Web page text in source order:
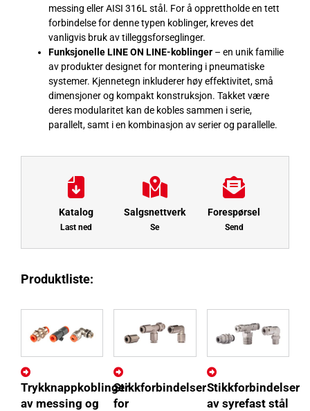
messing eller AISI 316L stål. For å opprettholde en tett
forbindelse for denne typen koblinger, kreves det
vanligvis bruk av tilleggsforseglinger.
Funksjonelle LINE ON LINE-koblinger– en unik familie
av produkter designet for montering i pneumatiske
systemer. Kjennetegn inkluderer høy effektivitet, små
dimensjoner og kompakt konstruksjon. Takket være
deres modularitet kan de kobles sammen i serie,
parallelt, samt i en kombinasjon av serier og parallelle.
Katalog
Last ned
Salgsnettverk
Se
Forespørsel
Send
Produktliste:
Trykknappkoblinger
av messing og
Stikkforbindelser
for
Stikkforbindelser
av syrefast stål